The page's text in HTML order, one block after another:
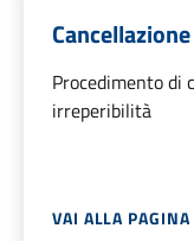
Procedimento di
irreperibilità
VAI ALLA PAGINA